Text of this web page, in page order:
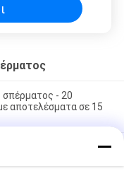
σπέρματος - 20
αποτελέσματα σε 15
με
Κιτ σε Εργαστήρια